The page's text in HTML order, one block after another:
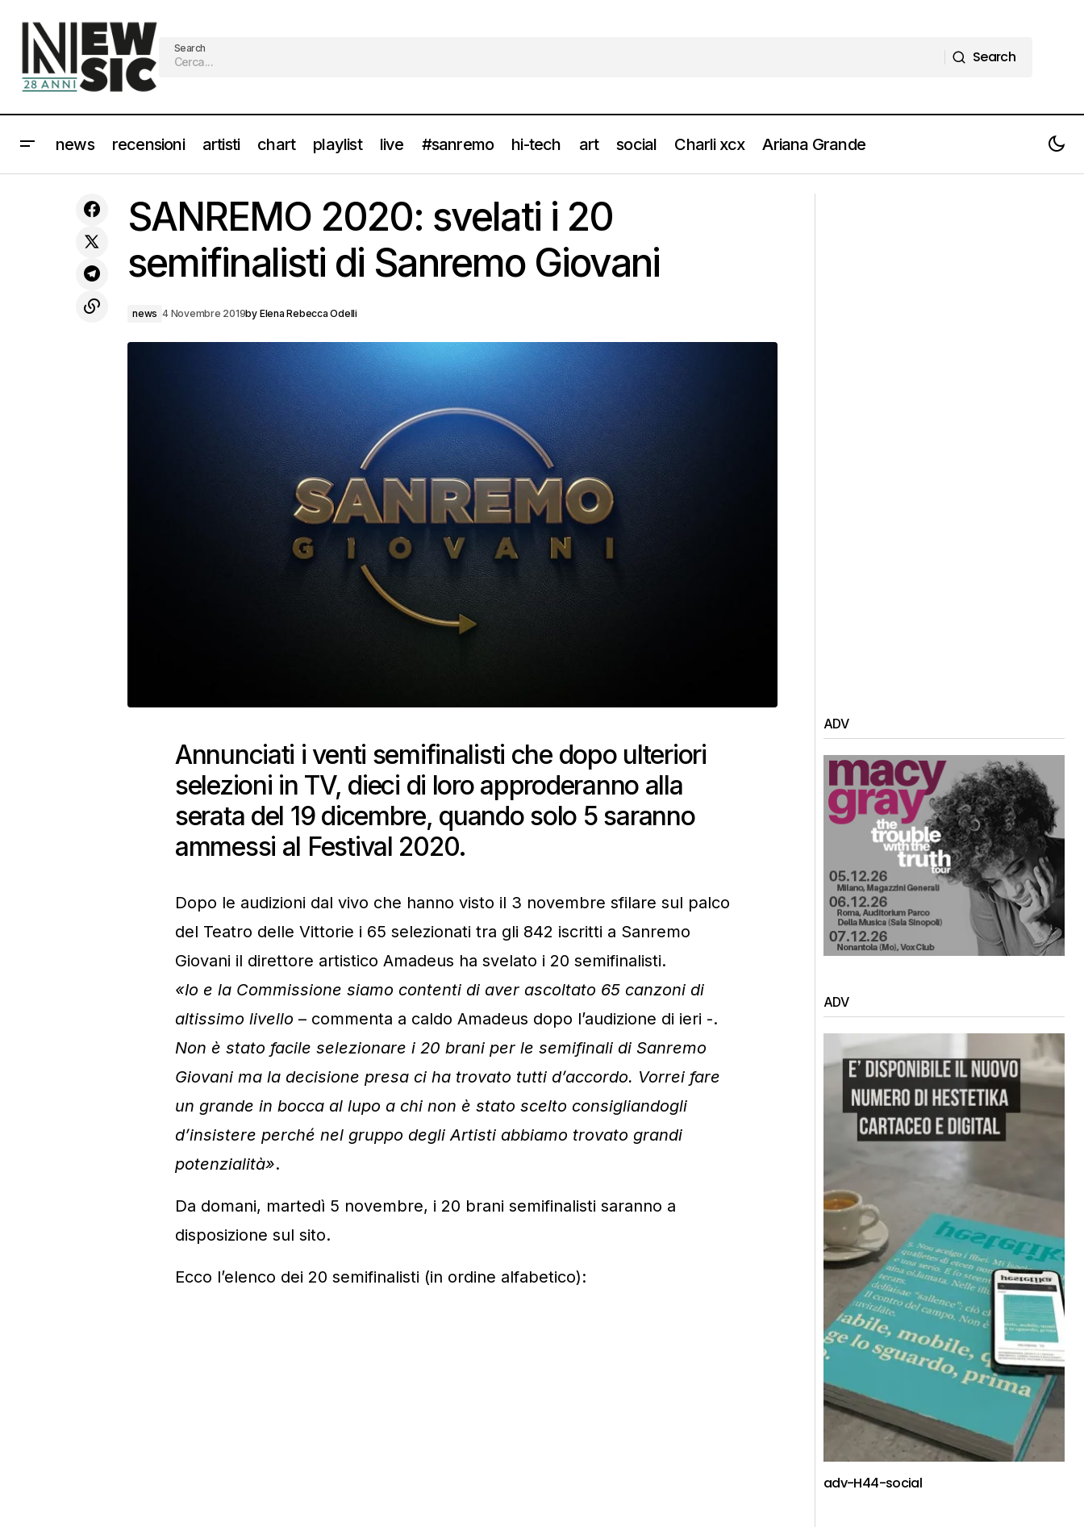
Search
Search
news recensioni artisti chart playlist live #sanremo hi-tech art social Charli xcx Ariana Grande
classifica degli album più venduti
della settimana
SANREMO 2020: svelati i 20 semifinalisti di Sanremo Giovani
SANREMO 2020: svelati i 20
semifinalisti di Sanremo Giovani
news 4 Novembre 2019by Elena Rebecca Odelli
Annunciati i venti semifinalisti che dopo ulteriori
selezioni in TV, dieci di loro approderanno alla
serata del 19 dicembre, quando solo 5 saranno
ammessi al Festival 2020.
Dopo le audizioni dal vivo che hanno visto il 3 novembre sfilare sul palco
del Teatro delle Vittorie i 65 selezionati tra gli 842 iscritti a Sanremo
Giovani il direttore artistico Amadeus ha svelato i 20 semifinalisti.
«Io e la Commissione siamo contenti di aver ascoltato 65 canzoni di
altissimo livello – commenta a caldo Amadeus dopo l’audizione di ieri -.
Non è stato facile selezionare i 20 brani per le semifinali di Sanremo
Giovani ma la decisione presa ci ha trovato tutti d’accordo. Vorrei fare
un grande in bocca al lupo a chi non è stato scelto consigliandogli
d’insistere perché nel gruppo degli Artisti abbiamo trovato grandi
potenzialità».
Da domani, martedì 5 novembre, i 20 brani semifinalisti saranno a
disposizione sul sito.
Ecco l’elenco dei 20 semifinalisti (in ordine alfabetico):
ADV
ADV
adv-H44-social